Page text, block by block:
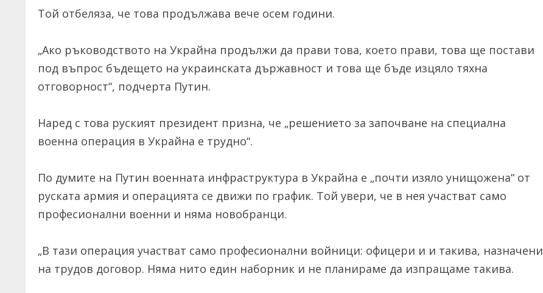
Той отбеляза, че това продължава вече осем години.
„Ако ръководството на Украйна продължи да прави това, което прави, това ще постави
под въпрос бъдещето на украинската държавност и това ще бъде изцяло тяхна
отговорност“, подчерта Путин.
Наред с това руският президент призна, че „решението за започване на специална
военна операция в Украйна е трудно“.
По думите на Путин военната инфраструктура в Украйна е „почти изяло унищожена“ от
руската армия и операцията се движи по график. Той увери, че в нея участват само
професионални военни и няма новобранци.
„В тази операция участват само професионални войници: офицери и и такива, назначени
на трудов договор. Няма нито един наборник и не планираме да изпращаме такива.